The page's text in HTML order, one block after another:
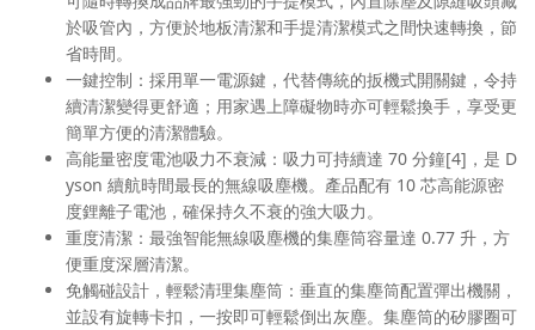
於吸管內，方便於地板清潔和手提清潔模式之間快速轉換，節
省時間。
一鍵控制：採用單一電源鍵，代替傳統的扳機式開關鍵，令持
續清潔變得更舒適；用家遇上障礙物時亦可輕鬆換手，享受更
簡單方便的清潔體驗。
高能量密度電池吸力不衰減：吸力可持續達 70 分鐘[4] ，是 D
yson 續航時間最長的無線吸塵機。產品配有 10 芯高能源密
度鋰離子電池，確保持久不衰的強大吸力。
重度清潔：最強智能無線吸塵機的集塵筒容量達 0.77 升，方
便重度深層清潔。
免觸碰設計，輕鬆清理集塵筒：垂直的集塵筒配置彈出機關，
並設有旋轉卡扣，一按即可輕鬆倒出灰塵。集塵筒的矽膠圈可